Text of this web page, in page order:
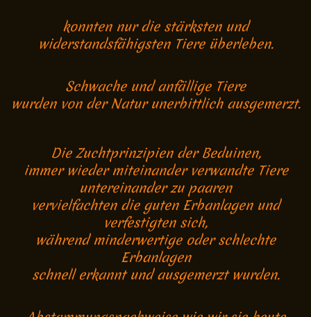
konnten nur die stärksten und
widerstandsfähigsten Tiere überleben.
Schwache und anfällige Tiere
wurden von der Natur unerbittlich ausgemerzt.
Die Zuchtprinzipien der Beduinen,
immer wieder miteinander verwandte Tiere
untereinander zu paaren
vervielfachten die guten Erbanlagen und
verfestigten sich,
während minderwertige oder schlechte
Erbanlagen
schnell erkannt und ausgemerzt wurden.